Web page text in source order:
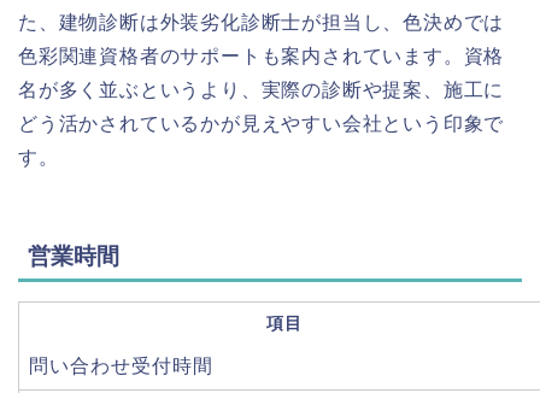
た、建物診断は外装劣化診断士が担当し、色決めでは
色彩関連資格者のサポートも案内されています。資格
名が多く並ぶというより、実際の診断や提案、施工に
どう活かされているかが見えやすい会社という印象で
す。
営業時間
項目
問い合わせ受付時間